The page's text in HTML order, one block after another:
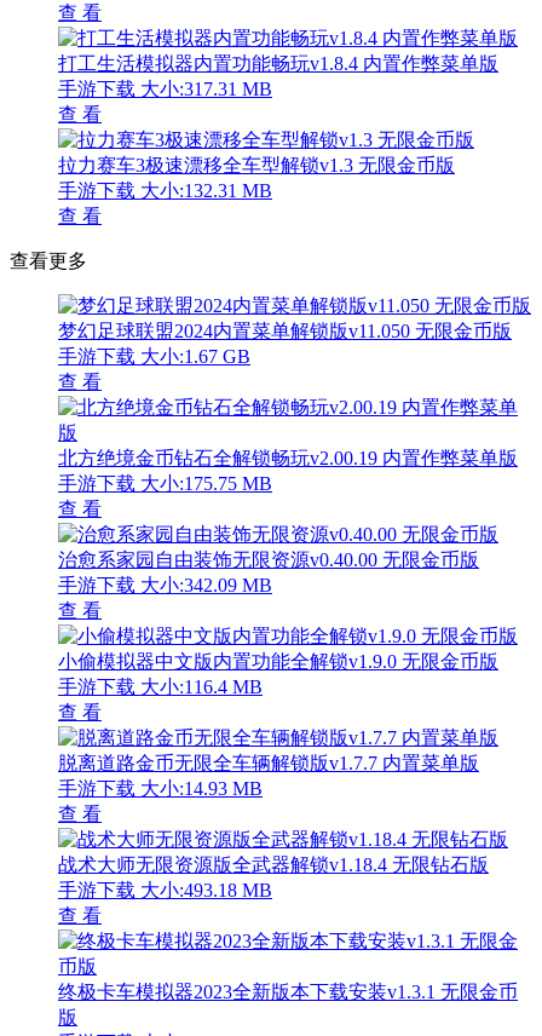
查 看
打工生活模拟器内置功能畅玩v1.8.4 内置作弊菜单版
手游下载 大小:317.31 MB
查 看
拉力赛车3极速漂移全车型解锁v1.3 无限金币版
手游下载 大小:132.31 MB
查 看
查看更多
梦幻足球联盟2024内置菜单解锁版v11.050 无限金币版
手游下载 大小:1.67 GB
查 看
北方绝境金币钻石全解锁畅玩v2.00.19 内置作弊菜单版
手游下载 大小:175.75 MB
查 看
治愈系家园自由装饰无限资源v0.40.00 无限金币版
手游下载 大小:342.09 MB
查 看
小偷模拟器中文版内置功能全解锁v1.9.0 无限金币版
手游下载 大小:116.4 MB
查 看
脱离道路金币无限全车辆解锁版v1.7.7 内置菜单版
手游下载 大小:14.93 MB
查 看
战术大师无限资源版全武器解锁v1.18.4 无限钻石版
手游下载 大小:493.18 MB
查 看
终极卡车模拟器2023全新版本下载安装v1.3.1 无限金币
版